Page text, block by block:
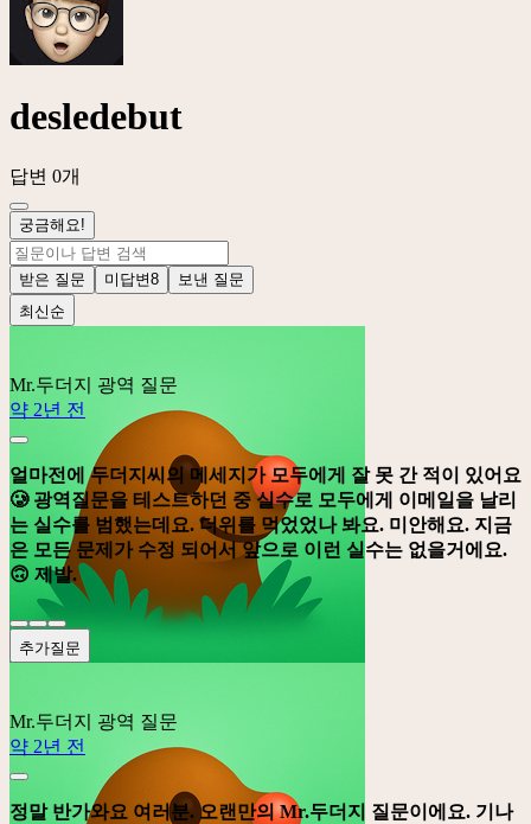
desledebut
답변 0개
궁금해요!
받은 질문 미답변8
보낸 질문
최신순
Mr.두더지
광역 질문
약 2년 전
얼마전에 두더지씨의 메세지가 모두에게 잘 못 간 적이 있어요
🥲 광역질문을 테스트하던 중 실수로 모두에게 이메일을 날리
는 실수를 범했는데요. 더위를 먹었었나 봐요. 미안해요. 지금
은 모든 문제가 수정 되어서 앞으로 이런 실수는 없을거에요.
🙃 제발.
추가질문
Mr.두더지
광역 질문
약 2년 전
정말 반가와요 여러분. 오랜만의 Mr.두더지 질문이에요. 기나